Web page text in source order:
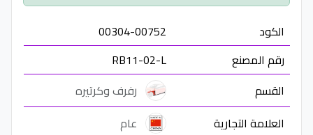
الكود
00304-00752
رقم المصنع
RB11-02-L
القسم
رفرف وكرتيره
العلامة التجارية
عام